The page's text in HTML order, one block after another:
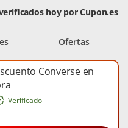
hoy por Cupon.es
Ofertas
Converse en
Verificado